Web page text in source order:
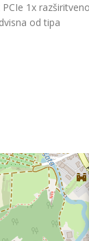
1x
od tipa